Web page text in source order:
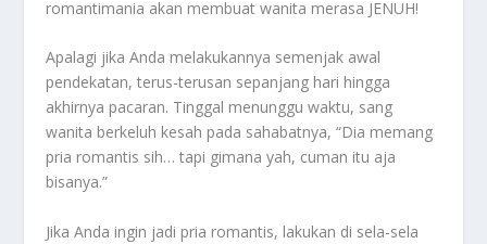
romantimania akan membuat wanita merasa JENUH!
Apalagi jika Anda melakukannya semenjak awal
pendekatan, terus-terusan sepanjang hari hingga
akhirnya pacaran. Tinggal menunggu waktu, sang
wanita berkeluh kesah pada sahabatnya, “Dia memang
pria romantis sih… tapi gimana yah, cuman itu aja
bisanya.”
Jika Anda ingin jadi pria romantis, lakukan di sela-sela